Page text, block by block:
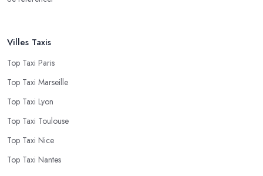
Villes Taxis
Top Taxi Paris
Top Taxi Marseille
Top Taxi Lyon
Top Taxi Toulouse
Top Taxi Nice
Top Taxi Nantes